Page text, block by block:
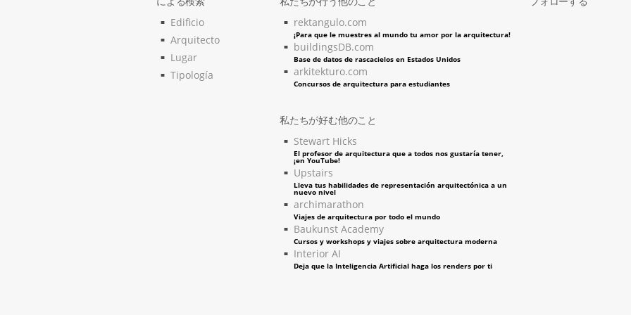
Edificio
Arquitecto
Lugar
Tipología
rektangulo.com
¡Para que le muestres al mundo tu amor por la arquitectura!
buildingsDB.com
Base de datos de rascacielos en Estados Unidos
arkitekturo.com
Concursos de arquitectura para estudiantes
私たちが好む他のこと
Stewart Hicks
El profesor de arquitectura que a todos nos gustaría tener,
¡en YouTube!
Upstairs
Lleva tus habilidades de representación arquitectónica a un
nuevo nivel
archimarathon
Viajes de arquitectura por todo el mundo
Baukunst Academy
Cursos y workshops y viajes sobre arquitectura moderna
Interior AI
Deja que la Inteligencia Artificial haga los renders por ti